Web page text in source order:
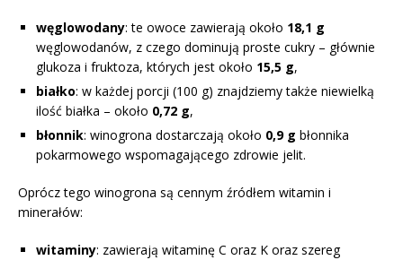
węglowodany: te owoce zawierają około 18,1 g
węglowodanów, z czego dominują proste cukry – głównie
glukoza i fruktoza, których jest około 15,5 g,
białko: w każdej porcji (100 g) znajdziemy także niewielką
ilość białka – około 0,72 g,
błonnik: winogrona dostarczają około 0,9 g błonnika
pokarmowego wspomagającego zdrowie jelit.
Oprócz tego winogrona są cennym źródłem witamin i
minerałów:
witaminy: zawierają witaminę C oraz K oraz szereg